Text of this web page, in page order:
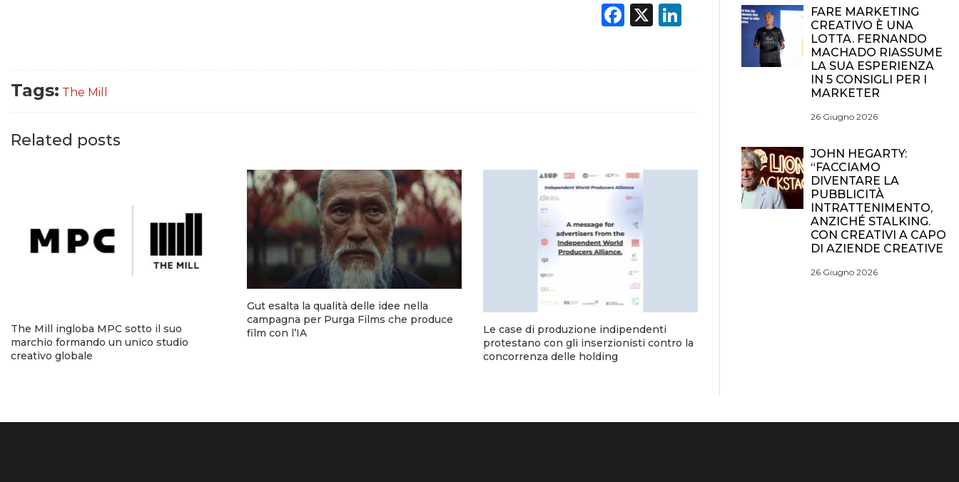
Facebook
X LinkedIn
Tags: The Mill
Related posts
The Mill ingloba MPC sotto il suo
marchio formando un unico studio
creativo globale
Gut esalta la qualità delle idee nella
campagna per Purga Films che produce
film con l’IA
Le case di produzione indipendenti
protestano con gli inserzionisti contro la
concorrenza delle holding
FARE MARKETING
CREATIVO È UNA
LOTTA. FERNANDO
MACHADO RIASSUME
LA SUA ESPERIENZA
IN 5 CONSIGLI PER I
MARKETER
26 Giugno 2026
JOHN HEGARTY:
“FACCIAMO
DIVENTARE LA
PUBBLICITÀ
INTRATTENIMENTO,
ANZICHÉ STALKING.
CON CREATIVI A CAPO
DI AZIENDE CREATIVE
26 Giugno 2026